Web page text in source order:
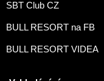
SBT Club CZ
BULL RESORT na FB
BULL RESORT VIDEA